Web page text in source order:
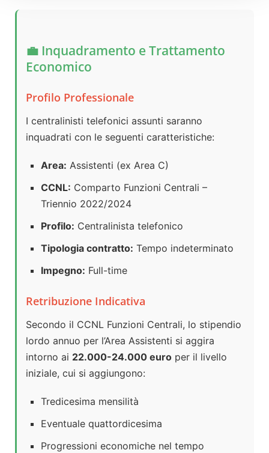
💼 Inquadramento e Trattamento
Economico
Profilo Professionale
I centralinisti telefonici assunti saranno
inquadrati con le seguenti caratteristiche:
Area: Assistenti (ex Area C)
CCNL: Comparto Funzioni Centrali –
Triennio 2022/2024
Profilo: Centralinista telefonico
Tipologia contratto: Tempo indeterminato
Impegno: Full-time
Retribuzione Indicativa
Secondo il CCNL Funzioni Centrali, lo stipendio
lordo annuo per l’Area Assistenti si aggira
intorno ai 22.000-24.000 euro per il livello
iniziale, cui si aggiungono:
Tredicesima mensilità
Eventuale quattordicesima
Progressioni economiche nel tempo